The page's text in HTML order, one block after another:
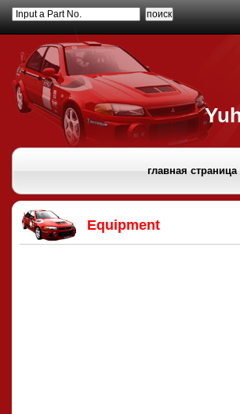
Input a Part No.
главная страница
Equipment